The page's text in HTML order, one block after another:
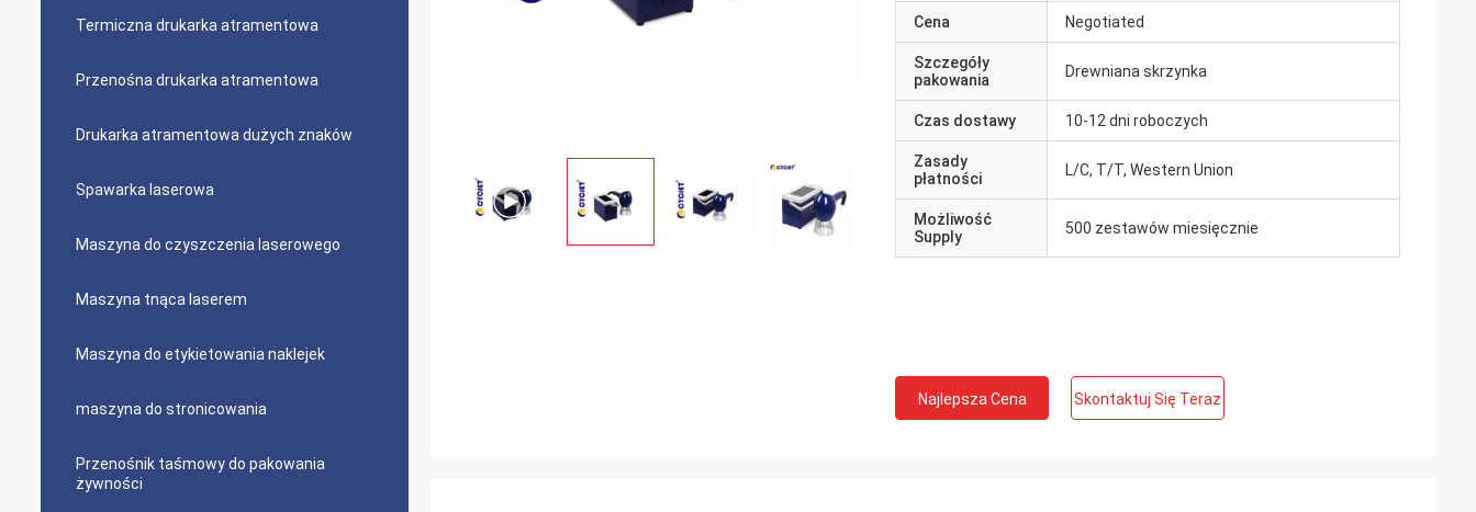
Termiczna drukarka atramentowa
Przenośna drukarka atramentowa
Drukarka atramentowa dużych znaków
Spawarka laserowa
Maszyna do czyszczenia laserowego
Maszyna tnąca laserem
Maszyna do etykietowania naklejek
maszyna do stronicowania
Przenośnik taśmowy do pakowania
żywności
Cena Negotiated
Szczegóły
pakowania
Drewniana skrzynka
Czas dostawy 10-12 dni roboczych
Zasady
płatności
L/C, T/T, Western Union
Możliwość
Supply
500 zestawów miesięcznie
Najlepsza Cena Skontaktuj Się Teraz